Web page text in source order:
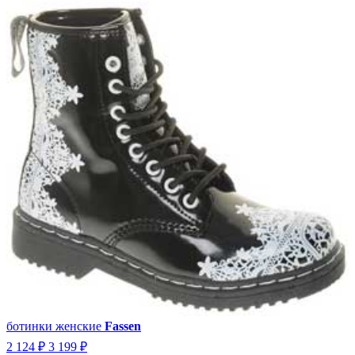
ботинки женские Fassen
2 124 ₽ 3 199 ₽